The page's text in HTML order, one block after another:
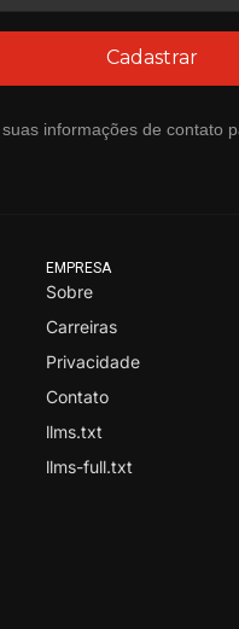
Cadastrar
informações de contato
EMPRESA
Sobre
Carreiras
Privacidade
Contato
llms.txt
llms-full.txt